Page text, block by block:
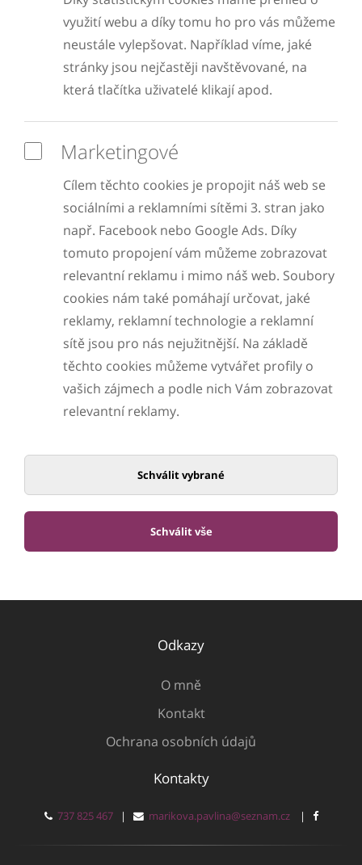
využití webu a díky tomu ho pro vás můžeme
neustále vylepšovat. Například víme, jaké
stránky jsou nejčastěji navštěvované, na
která tlačítka uživatelé klikají apod.
Marketingové
Cílem těchto cookies je propojit náš web se
sociálními a reklamními sítěmi 3. stran jako
např. Facebook nebo Google Ads. Díky
tomuto propojení vám můžeme zobrazovat
relevantní reklamu i mimo náš web. Soubory
cookies nám také pomáhají určovat, jaké
reklamy, reklamní technologie a reklamní
sítě jsou pro nás nejužitnější. Na základě
těchto cookies můžeme vytvářet profily o
vašich zájmech a podle nich Vám zobrazovat
relevantní reklamy.
Schválit vybrané
Schválit vše
Odkazy
O mně
Kontakt
Ochrana osobních údajů
Kontakty
737 825 467| marikova.pavlina@seznam.cz|